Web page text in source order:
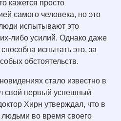
кажется просто
самого человека, но это
испытывают это
либо усилий. Однако даже
испытать это, за
обстоятельств.
стало известно в
свой первый успешный
Хирн утверждал, что в
во время своего